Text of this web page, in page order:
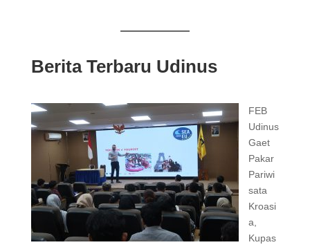
Berita Terbaru Udinus
FEB
Udinus
Gaet
Pakar
Pariwi
sata
Kroasi
a,
Kupas